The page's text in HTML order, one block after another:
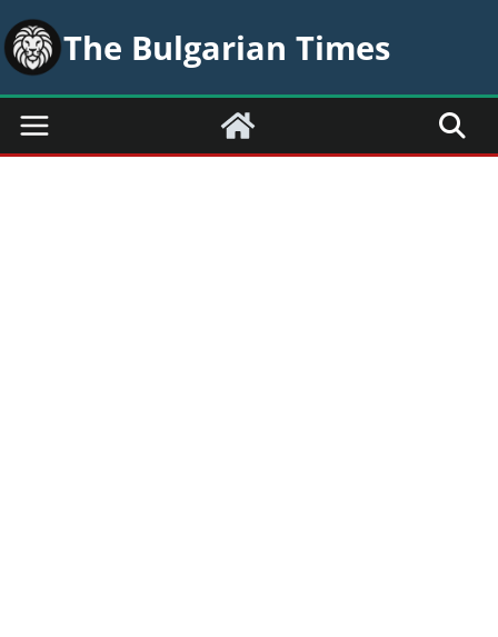
Skip
to
content
The Bulgarian Times